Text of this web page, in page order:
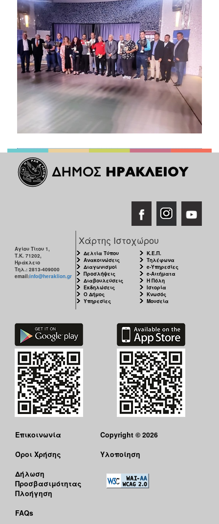
Αγίου Τίτου 1,
Τ.Κ. 71202,
Ηράκλειο
Τηλ.: 2813-409000
email:info@heraklion.gr
Χάρτης Ιστοχώρου
Δελτία Τύπου
Ανακοινώσεις
Διαγωνισμοί
Προσλήψεις
Διαβουλεύσεις
Εκδηλώσεις
Ο Δήμος
Υπηρεσίες
Κ.Ε.Π.
Τηλέφωνα
e-Υπηρεσίες
e-Αιτήματα
Η Πόλη
Ιστορία
Κνωσός
Μουσεία
Επικοινωνία
Όροι Χρήσης
Δήλωση
Προσβασιμότητας
Πλοήγηση
FAQs
Copyright © 2026
Υλοποίηση